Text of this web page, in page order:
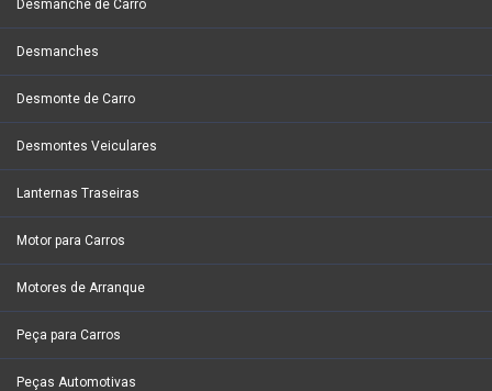
Desmanche de Carro
Desmanches
Desmonte de Carro
Desmontes Veiculares
Lanternas Traseiras
Motor para Carros
Motores de Arranque
Peça para Carros
Peças Automotivas